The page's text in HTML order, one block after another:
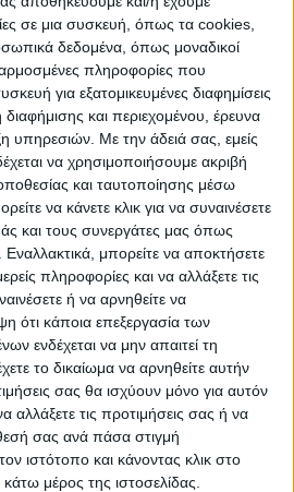
σε μια συσκευή, όπως τα cookies,
δεδομένα, όπως μοναδικοί
πληροφορίες που
για εξατομικευμένες διαφημίσεις
και περιεχομένου, έρευνα
υπηρεσιών. Με την άδειά σας, εμείς
να χρησιμοποιήσουμε ακριβή
και ταυτοποίησης μέσω
να κάνετε κλικ για να συναινέσετε
και τους συνεργάτες μας όπως
μπορείτε να αποκτήσετε
πληροφορίες και να αλλάξετε τις
ή να αρνηθείτε να
ότι κάποια επεξεργασία των
ενδέχεται να μην απαιτεί τη
το δικαίωμα να αρνηθείτε αυτήν
σας θα ισχύουν μόνο για αυτόν
αλλάξετε τις προτιμήσεις σας ή να
σας ανά πάσα στιγμή
ιστότοπο και κάνοντας κλικ στο
μέρος της ιστοσελίδας.
ΕΠΑΝΑΦΟΡΆ